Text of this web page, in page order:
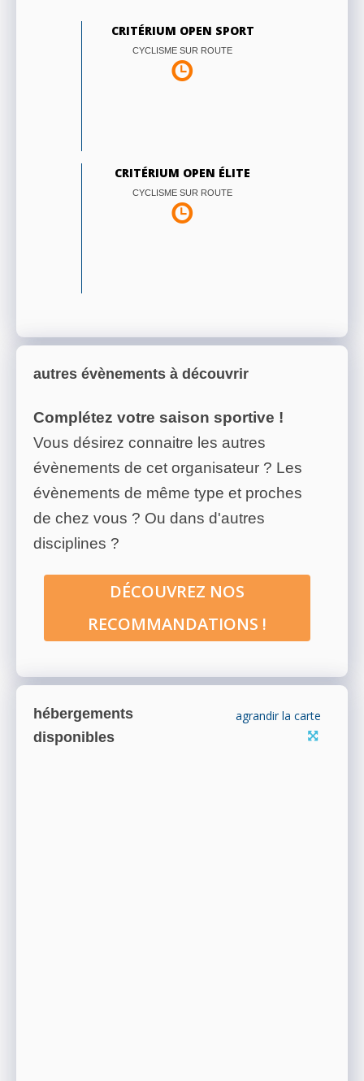
CRITÉRIUM OPEN SPORT
CYCLISME SUR ROUTE
CRITÉRIUM OPEN ÉLITE
CYCLISME SUR ROUTE
autres évènements à découvrir
Complétez votre saison sportive !
Vous désirez connaitre les autres
évènements de cet organisateur ? Les
évènements de même type et proches
de chez vous ? Ou dans d'autres
disciplines ?
DÉCOUVREZ NOS
RECOMMANDATIONS !
hébergements
disponibles
agrandir la carte